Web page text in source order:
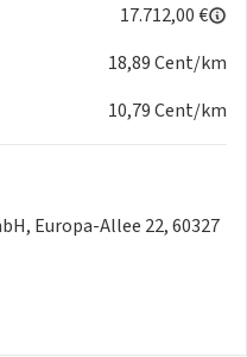
17.712,00 €
18,89 Cent/km
10,79 Cent/km
Europa-Allee 22, 60327